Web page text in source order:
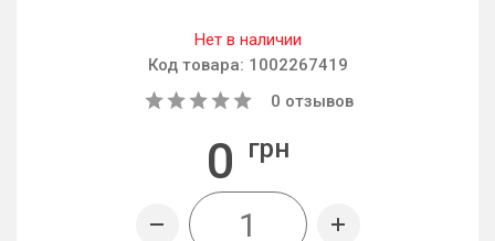
Нет в наличии
Код товара: 1002267419
0 отзывов
0 грн